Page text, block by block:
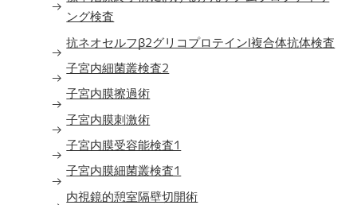
ング検査
抗ネオセルフβ2グリコプロテインⅠ複合体抗体検査
子宮内細菌叢検査2
子宮内膜擦過術
子宮内膜刺激術
子宮内膜受容能検査1
子宮内膜細菌叢検査1
内視鏡的憩室隔壁切開術